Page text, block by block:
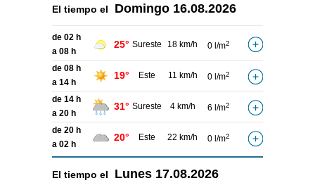
El tiempo el Domingo 16.08.2026
de 02 h
a 08 h
25° Sureste 18 km/h 0 l/m2
de 08 h
a 14 h
19° Este 11 km/h 0 l/m2
de 14 h
a 20 h
31° Sureste 4 km/h 6 l/m2
de 20 h
a 02 h
20° Este 22 km/h 0 l/m2
El tiempo el Lunes 17.08.2026